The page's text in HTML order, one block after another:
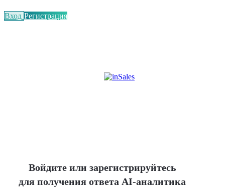
Вход Регистрация
Войдите или зарегистрируйтесь
для получения ответа AI-аналитика